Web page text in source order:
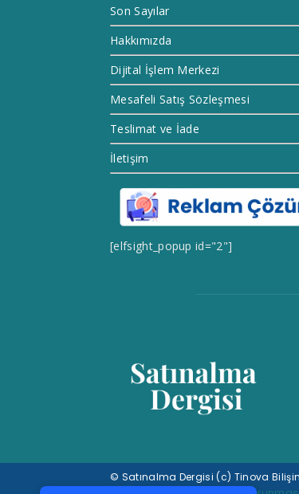
7/24 Canlı Destek
Son Sayılar
Hakkımızda
Dijital İşlem Merkezi
Mesafeli Satış Sözleşmesi
Teslimat ve İade
İletişim
[elfsight_popup id="2"]
© Satınalma Dergisi (c) Tinova